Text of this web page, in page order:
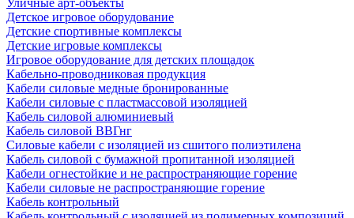
Уличные арт-объекты
Детское игровое оборудование
Детские спортивные комплексы
Детские игровые комплексы
Игровое оборудование для детских площадок
Кабельно-проводниковая продукция
Кабели силовые медные бронированные
Кабели силовые с пластмассовой изоляцией
Кабель силовой алюминиевый
Кабель силовой ВВГнг
Силовые кабели с изоляцией из сшитого полиэтилена
Кабель силовой с бумажной пропитанной изоляцией
Кабели огнестойкие и не распространяющие горение
Кабели силовые не распространяющие горение
Кабель контрольный